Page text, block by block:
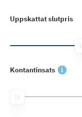
Uppskattat slutpris
Kontantinsats